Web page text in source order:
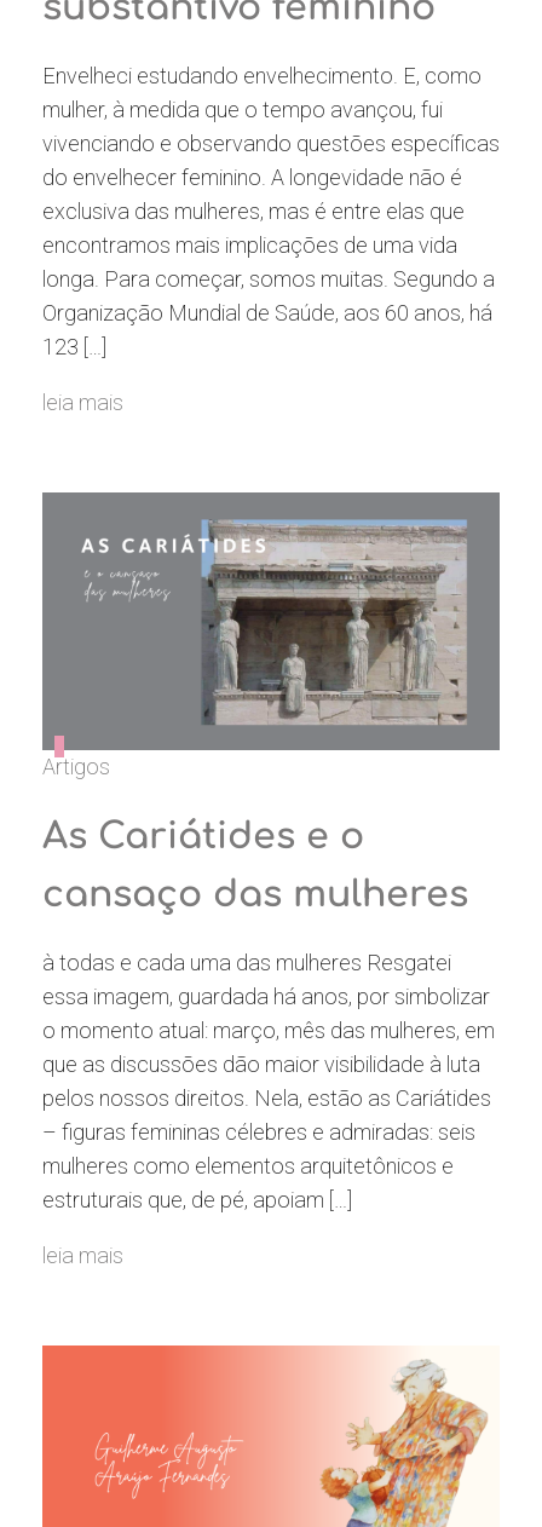
substantivo feminino
Envelheci estudando envelhecimento. E, como
mulher, à medida que o tempo avançou, fui
vivenciando e observando questões específicas
do envelhecer feminino. A longevidade não é
exclusiva das mulheres, mas é entre elas que
encontramos mais implicações de uma vida
longa. Para começar, somos muitas. Segundo a
Organização Mundial de Saúde, aos 60 anos, há
123 […]
leia mais
Artigos
As Cariátides e o
cansaço das mulheres
à todas e cada uma das mulheres Resgatei
essa imagem, guardada há anos, por simbolizar
o momento atual: março, mês das mulheres, em
que as discussões dão maior visibilidade à luta
pelos nossos direitos. Nela, estão as Cariátides
– figuras femininas célebres e admiradas: seis
mulheres como elementos arquitetônicos e
estruturais que, de pé, apoiam […]
leia mais